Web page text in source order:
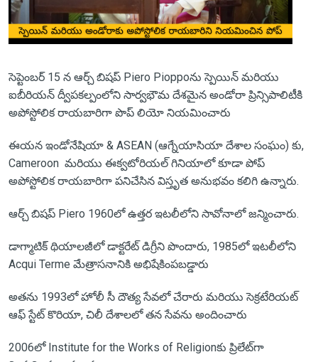
సెప్టెంబర్ 15 న ఆర్చ్ బిషప్ Piero Pioppoను స్పెయిన్ మరియు
ఐబీరియన్ ద్వీపకల్పంలోని సార్వభౌమ దేశమైన అండోరా ప్రిన్సిపాలిటీకి
అపోస్టోలిక రాయబారిగా పొప్ లియో నియమించారు
ఈయన ఇండోనేషియా & ASEAN (ఆగ్నేయాసియా దేశాల సంఘం) కు,
Cameroon మరియు ఈక్వటోరియల్ గినియాలో కూడా పోప్
అపోస్టోలిక రాయబారిగా పనిచేసిన విస్తృత అనుభవం కలిగి ఉన్నారు.
ఆర్చ్ బిషప్ Piero 1960లో ఉత్తర ఇటలీలోని సావోనాలో జన్మించారు.
డాగ్మాటిక్ థియాలజీలో డాక్టరేట్ డిగ్రీని పొందారు, 1985లో ఇటలీలోని
Acqui Terme మేత్రాసనానికి అభిషేకింపబడ్డారు
అతను 1993లో హోలీ సీ దౌత్య సేవలో చేరారు మరియు సెక్రటేరియట్
ఆఫ్ స్టేట్ కొరియా, చిలీ దేశాలలో తన సేవను అందించారు
2006లో Institute for the Works of Religionకు ప్రిలేట్‌గా